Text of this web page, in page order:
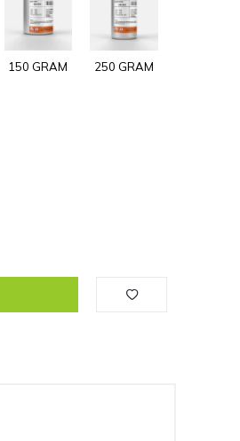
150 GRAM 250 GRAM